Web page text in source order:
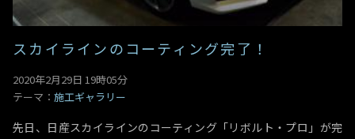
スカイラインのコーティング完了！
2020年2月29日 19時05分
テーマ： 施工ギャラリー
先日、日産スカイラインのコーティング「リボルト・プロ」が完